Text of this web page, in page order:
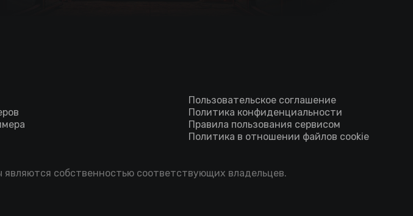
Пользовательское соглашение
Политика конфиденциальности
Правила пользования сервисом
Политика в отношении файлов cookie
собственностью соответствующих владельцев.